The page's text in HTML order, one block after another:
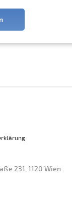
231, 1120 Wien